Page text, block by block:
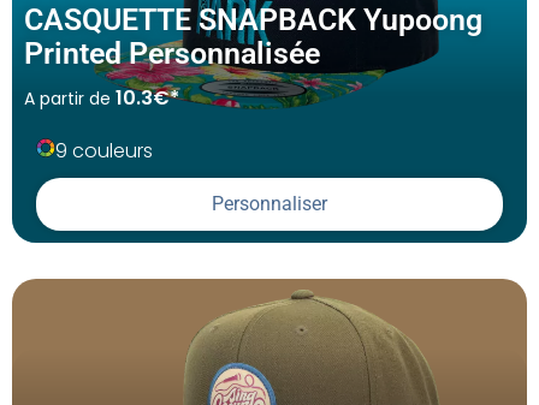
CASQUETTE SNAPBACK Yupoong
Printed Personnalisée
A partir de 10.3€*
9 couleurs
Personnaliser